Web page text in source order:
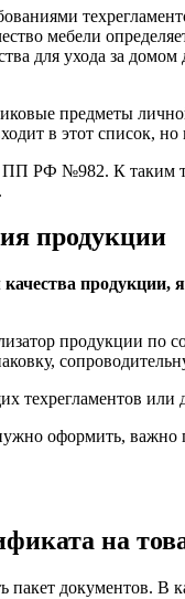
мебели
для ухода за
предметы
в этот список,
РФ №982. К таким
.
продукции
продукции,
продукции по
или
оформить,
на
пакет документов.